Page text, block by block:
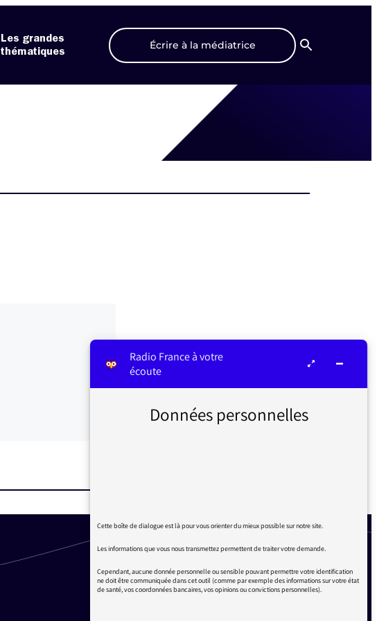
Les grandes
thématiques
Écrire à la médiatrice
Recherche
Radio France à votre
écoute
Données personnelles
Cette boîte de dialogue est là pour vous orienter du mieux possible sur notre site.
Les informations que vous nous transmettez permettent de traiter votre demande.
Cependant, aucune donnée personnelle ou sensible pouvant permettre votre identification
ne doit être communiquée dans cet outil (comme par exemple des informations sur votre état
de santé, vos coordonnées bancaires, vos opinions ou convictions personnelles).